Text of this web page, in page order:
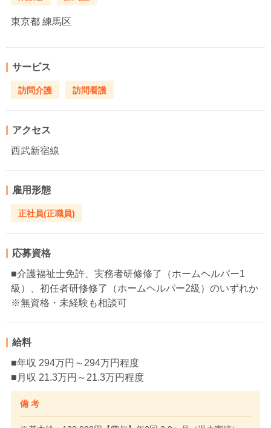
東京都 練馬区
サービス
訪問介護 訪問看護
アクセス
西武新宿線
雇用形態
正社員(正職員)
応募資格
■介護福祉士免許、実務者研修修了（ホームヘルパー1
級）、初任者研修修了（ホームヘルパー2級）のいずれか
※無資格・未経験も相談可
給料
■年収 294万円～294万円程度
■月収 21.3万円～21.3万円程度
備 考